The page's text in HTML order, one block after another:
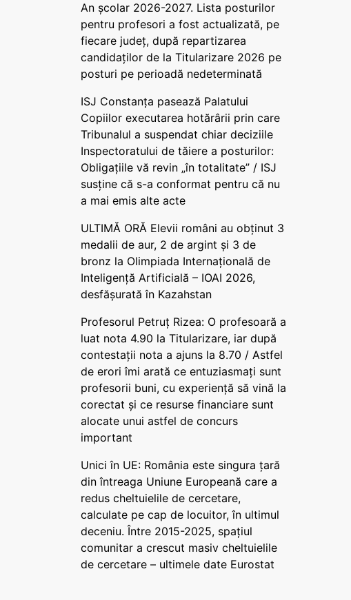
An școlar 2026-2027. Lista posturilor
pentru profesori a fost actualizată, pe
fiecare județ, după repartizarea
candidaților de la Titularizare 2026 pe
posturi pe perioadă nedeterminată
ISJ Constanța pasează Palatului
Copiilor executarea hotărârii prin care
Tribunalul a suspendat chiar deciziile
Inspectoratului de tăiere a posturilor:
Obligațiile vă revin „în totalitate” / ISJ
susține că s-a conformat pentru că nu
a mai emis alte acte
ULTIMĂ ORĂ Elevii români au obținut 3
medalii de aur, 2 de argint și 3 de
bronz la Olimpiada Internațională de
Inteligență Artificială – IOAI 2026,
desfășurată în Kazahstan
Profesorul Petruț Rizea: O profesoară a
luat nota 4.90 la Titularizare, iar după
contestații nota a ajuns la 8.70 / Astfel
de erori îmi arată ce entuziasmați sunt
profesorii buni, cu experiență să vină la
corectat și ce resurse financiare sunt
alocate unui astfel de concurs
important
Unici în UE: România este singura țară
din întreaga Uniune Europeană care a
redus cheltuielile de cercetare,
calculate pe cap de locuitor, în ultimul
deceniu. Între 2015-2025, spațiul
comunitar a crescut masiv cheltuielile
de cercetare – ultimele date Eurostat